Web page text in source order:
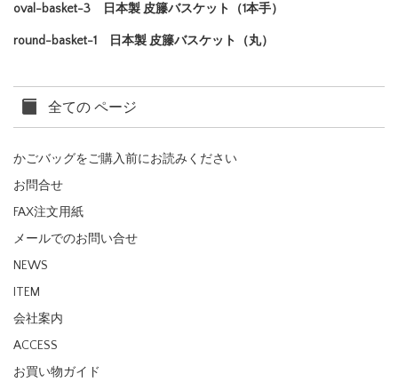
oval-basket-3 日本製 皮籐バスケット（1本手）
round-basket-1 日本製 皮籐バスケット（丸）
全ての ページ
かごバッグをご購入前にお読みください
お問合せ
FAX注文用紙
メールでのお問い合せ
NEWS
ITEM
会社案内
ACCESS
お買い物ガイド